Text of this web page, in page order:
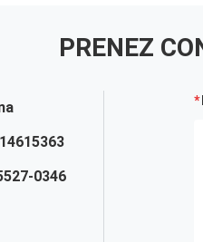
PRENEZ
0346